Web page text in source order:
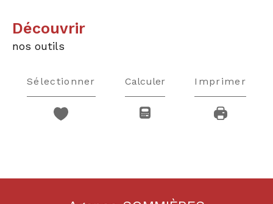
découvrir
nos outils
Sélectionner Calculer Imprimer